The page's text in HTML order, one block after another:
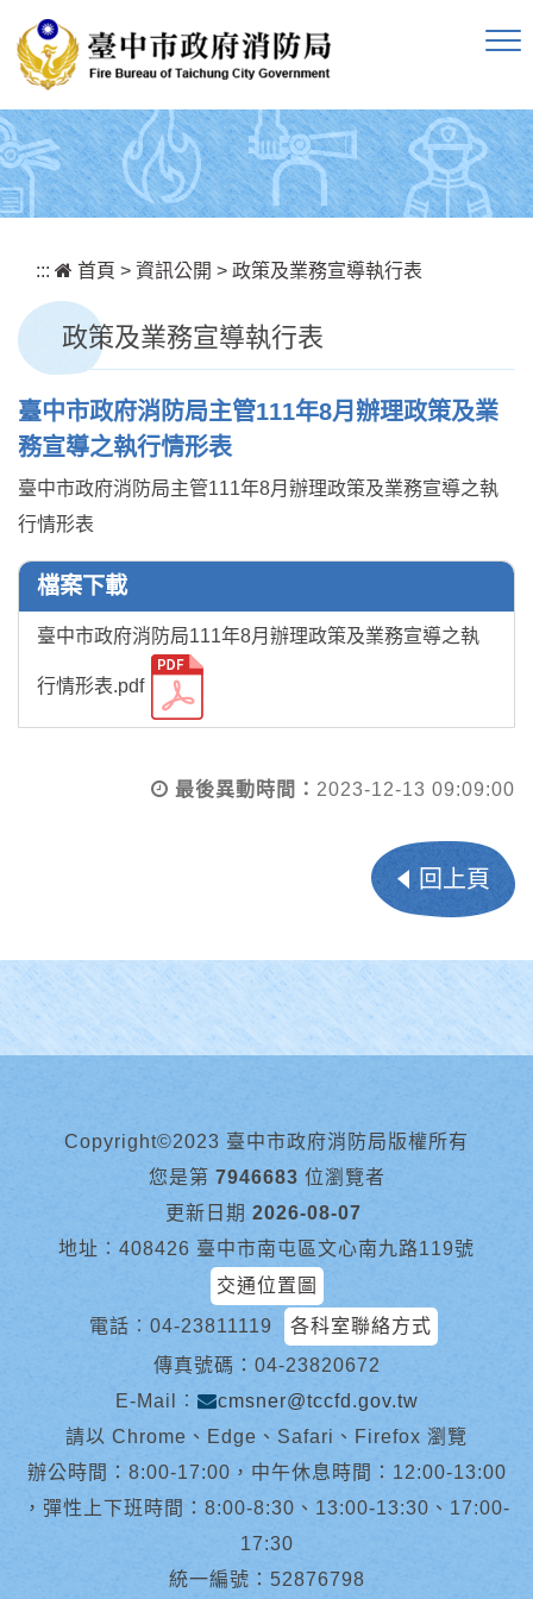
::: 首頁 > 資訊公開 > 政策及業務宣導執行表
政策及業務宣導執行表
臺中市政府消防局主管111年8月辦理政策及業
務宣導之執行情形表
臺中市政府消防局主管111年8月辦理政策及業務宣導之執
行情形表
檔案下載
臺中市政府消防局111年8月辦理政策及業務宣導之執
行情形表.pdf
最後異動時間： 2023-12-13 09:09:00
回上頁
Copyright©2023 臺中市政府消防局版權所有
您是第 7946683 位瀏覽者
更新日期 2026-08-07
地址︰408426 臺中市南屯區文心南九路119號
交通位置圖
電話︰ 04-23811119
各科室聯絡方式
傳真號碼：04-23820672
E-Mail︰
cmsner@tccfd.gov.tw
請以 Chrome、Edge、Safari、Firefox 瀏覽
辦公時間：8:00-17:00，中午休息時間：12:00-13:00
，彈性上下班時間：8:00-8:30、13:00-13:30、17:00-
17:30
統一編號：52876798